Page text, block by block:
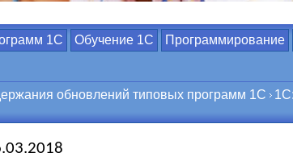
1С Обучение 1С Программирование
обновлений типовых программ 1С